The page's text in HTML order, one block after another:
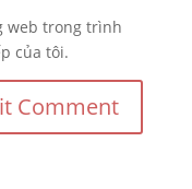
web trong trình
của tôi.